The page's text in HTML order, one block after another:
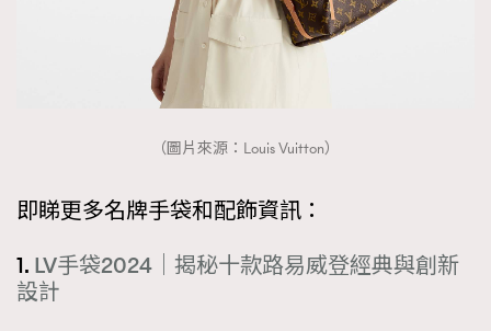
（圖片來源：Louis Vuitton）
即睇更多名牌手袋和配飾資訊：
1. LV手袋2024｜揭秘十款路易威登經典與創新
設計